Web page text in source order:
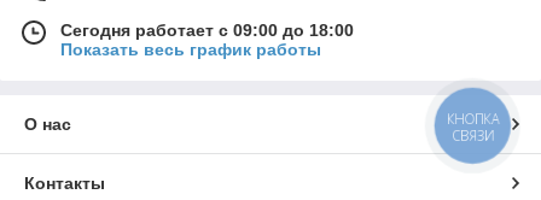
Сегодня работает с 09:00 до 18:00
Показать весь график работы
О нас
Контакты
КНОПКА
СВЯЗИ